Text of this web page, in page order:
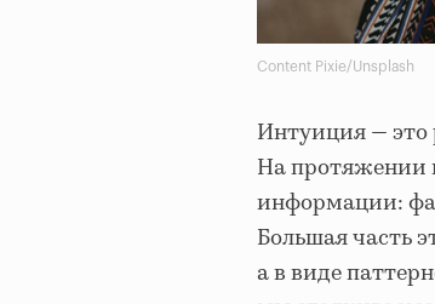
Content Pixie/Unsplash
Интуиция — это
На протяжении
информации:
Большая часть
а в виде